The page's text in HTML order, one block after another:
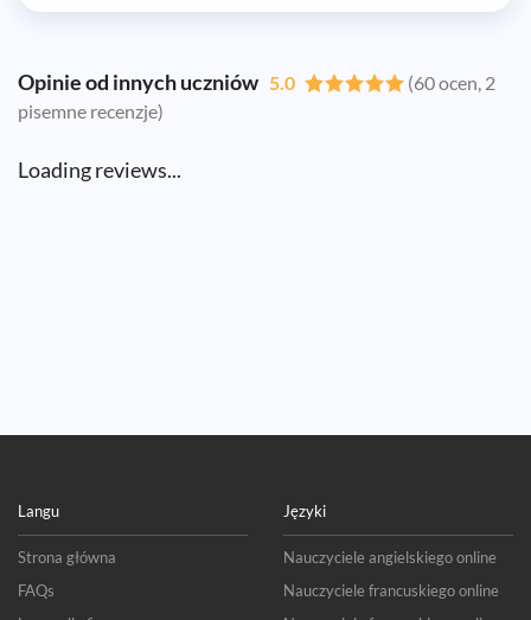
Opinie od innych uczniów 5.0
(60 ocen, 2
pisemne recenzje)
Loading reviews...
Langu
Strona główna
FAQs
Języki
Nauczyciele angielskiego online
Nauczyciele francuskiego online